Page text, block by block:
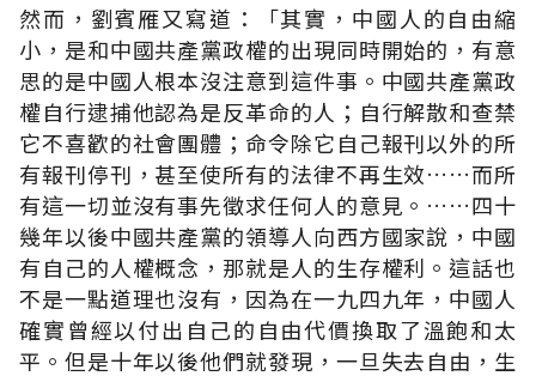
然而，劉賓雁又寫道：「其實，中國人的自由縮
小，是和中國共產黨政權的出現同時開始的，有意
思的是中國人根本沒注意到這件事。中國共產黨政
權自行逮捕他認為是反革命的人；自行解散和查禁
它不喜歡的社會團體；命令除它自己報刊以外的所
有報刊停刊，甚至使所有的法律不再生效……而所
有這一切並沒有事先徵求任何人的意見。……四十
幾年以後中國共產黨的領導人向西方國家說，中國
有自己的人權概念，那就是人的生存權利。這話也
不是一點道理也沒有，因為在一九四九年，中國人
確實曾經以付出自己的自由代價換取了溫飽和太
平。但是十年以後他們就發現，一旦失去自由，生